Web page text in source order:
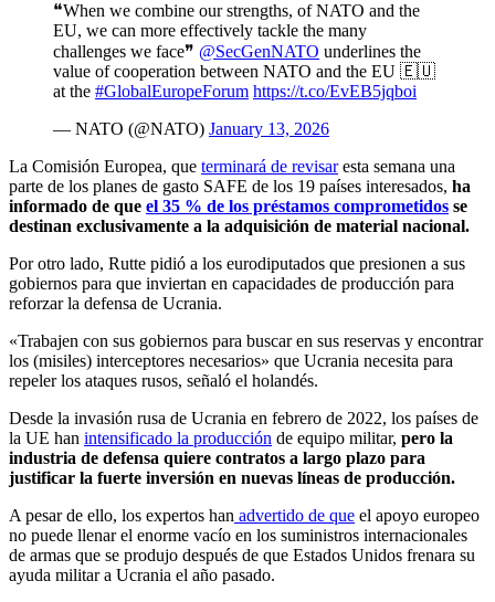
❝When we combine our strengths, of NATO and the
EU, we can more effectively tackle the many
challenges we face❞ @SecGenNATO underlines the
value of cooperation between NATO and the EU 🇪🇺
at the #GlobalEuropeForum https://t.co/EvEB5jqboi
— NATO (@NATO) January 13, 2026
La Comisión Europea, que terminará de revisaresta semana una
parte de los planes de gasto SAFE de los 19 países interesados, ha
informado de que el 35 % de los préstamos comprometidos se
destinan exclusivamente a la adquisición de material nacional.
Por otro lado, Rutte pidió a los eurodiputados que presionen a sus
gobiernos para que inviertan en capacidades de producción para
reforzar la defensa de Ucrania.
«Trabajen con sus gobiernos para buscar en sus reservas y encontrar
los (misiles) interceptores necesarios» que Ucrania necesita para
repeler los ataques rusos, señaló el holandés.
Desde la invasión rusa de Ucrania en febrero de 2022, los países de
la UE han intensificado la producción de equipo militar, pero la
industria de defensa quiere contratos a largo plazo para
justificar la fuerte inversión en nuevas líneas de producción.
A pesar de ello, los expertos han advertido de que el apoyo europeo
no puede llenar el enorme vacío en los suministros internacionales
de armas que se produjo después de que Estados Unidos frenara su
ayuda militar a Ucrania el año pasado.